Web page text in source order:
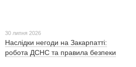
30 липня 2026
Наслідки негоди на Закарпатті:
робота ДСНС та правила безпеки